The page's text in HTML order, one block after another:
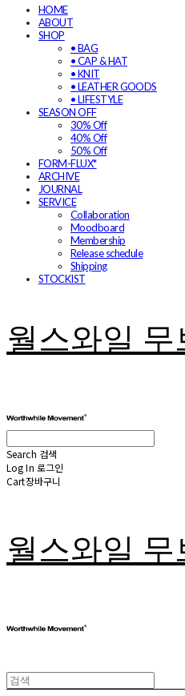
HOME
ABOUT
SHOP
• BAG
• CAP & HAT
• KNIT
• LEATHER GOODS
• LIFESTYLE
SEASON OFF
30% Off
40% Off
50% Off
FORM-FLUX*
ARCHIVE
JOURNAL
SERVICE
Collaboration
Moodboard
Membership
Release schedule
Shipping
STOCKIST
월스와일 무
Search 검색
Log In 로그인
Cart장바구니
월스와일 무